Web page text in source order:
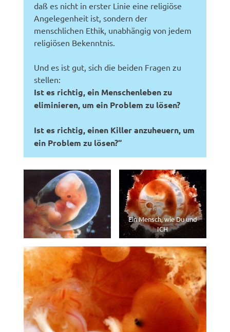
daß es nicht in erster Linie eine religiöse
Angelegenheit ist, sondern der
menschlichen Ethik, unabhängig von jedem
religiösen Bekenntnis.
Und es ist gut, sich die beiden Fragen zu
stellen:
Ist es richtig, ein Menschenleben zu
eliminieren, um ein Problem zu lösen?
Ist es richtig, einen Killer anzuheuern, um
ein Problem zu lösen?“
Ein Mensch, wie Du und
ICH